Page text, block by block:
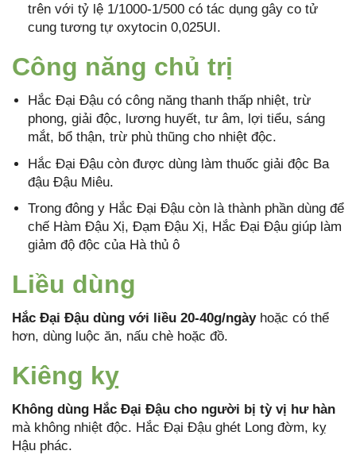
trên với tỷ lệ 1/1000-1/500 có tác dụng gây co tử
cung tương tự oxytocin 0,025UI.
Công năng chủ trị
Hắc Đại Đậu có công năng thanh thấp nhiệt, trừ
phong, giải độc, lương huyết, tư âm, lợi tiểu, sáng
mắt, bổ thận, trừ phù thũng cho nhiệt độc.
Hắc Đại Đậu còn được dùng làm thuốc giải độc Ba
đậu Đậu Miêu.
Trong đông y Hắc Đại Đậu còn là thành phần dùng để
chế Hàm Đậu Xị, Đạm Đậu Xị, Hắc Đại Đậu giúp làm
giảm độ độc của Hà thủ ô
Liều dùng
Hắc Đại Đậu dùng với liều 20-40g/ngàyhoặc có thể
hơn, dùng luộc ăn, nấu chè hoặc đồ.
Kiêng kỵ
Không dùng Hắc Đại Đậu cho người bị tỳ vị hư hàn
mà không nhiệt độc. Hắc Đại Đậu ghét Long đờm, kỵ
Hậu phác.